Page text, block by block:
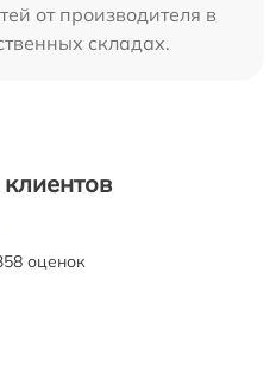
от производителя в
складах.
оценок